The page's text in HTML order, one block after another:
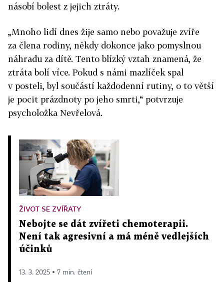
násobí bolest z jejich ztráty.
„Mnoho lidí dnes žije samo nebo považuje zvíře
za člena rodiny, někdy dokonce jako pomyslnou
náhradu za dítě. Tento blízký vztah znamená, že
ztráta bolí více. Pokud s námi mazlíček spal
v posteli, byl součástí každodenní rutiny, o to větší
je pocit prázdnoty po jeho smrti,“ potvrzuje
psycholožka Nevřelová.
ŽIVOT SE ZVÍŘATY
Nebojte se dát zvířeti chemoterapii.
Není tak agresivní a má méně vedlejších
účinků
13. 3. 2025 ▪ 7 min. čtení